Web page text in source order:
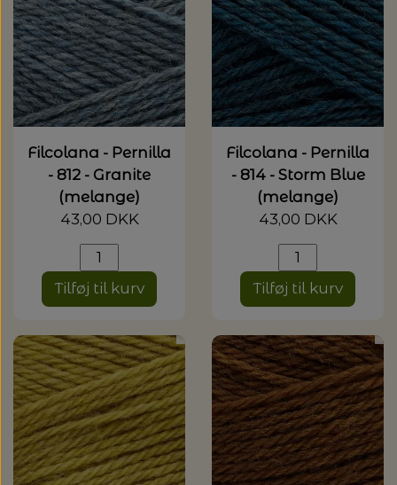
Filcolana - Pernilla
- 812 - Granite
(melange)
43,00 DKK
Tilføj til kurv
Filcolana - Pernilla
- 814 - Storm Blue
(melange)
43,00 DKK
Tilføj til kurv